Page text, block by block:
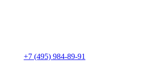
+7 (495) 984-89-91